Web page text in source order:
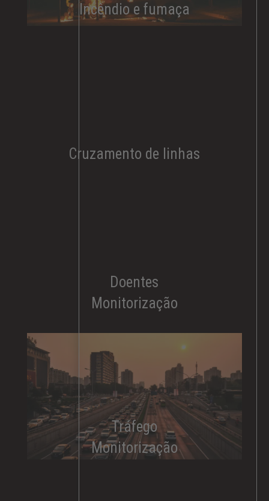
Incêndio e fumaça​
Cruzamento de linhas
Doentes
Monitorização
Tráfego
Monitorização